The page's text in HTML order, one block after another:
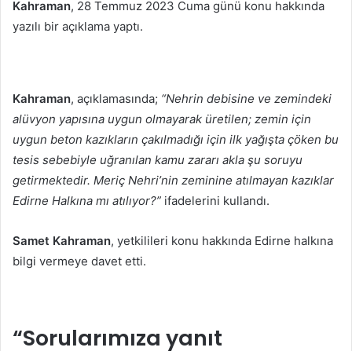
Kahraman, 28 Temmuz 2023 Cuma günü konu hakkında
yazılı bir açıklama yaptı.
Kahraman, açıklamasında; “Nehrin debisine ve zemindeki
alüvyon yapısına uygun olmayarak üretilen; zemin için
uygun beton kazıkların çakılmadığı için ilk yağışta çöken bu
tesis sebebiyle uğranılan kamu zararı akla şu soruyu
getirmektedir. Meriç Nehri’nin zeminine atılmayan kazıklar
Edirne Halkına mı atılıyor?” ifadelerini kullandı.
Samet Kahraman, yetkilileri konu hakkında Edirne halkına
bilgi vermeye davet etti.
“Sorularımıza yanıt